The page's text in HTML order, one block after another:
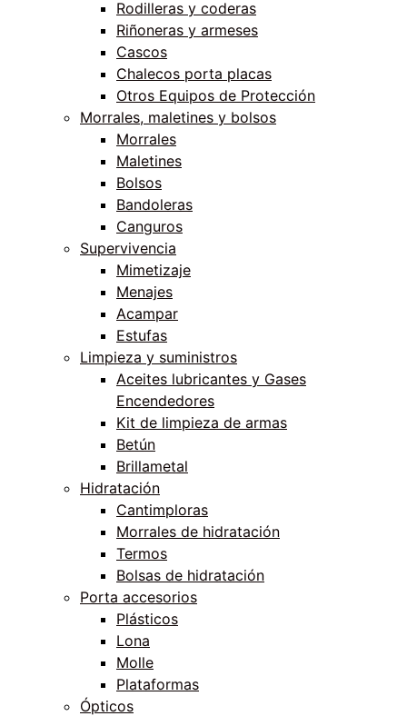
Rodilleras y coderas
Riñoneras y armeses
Cascos
Chalecos porta placas
Otros Equipos de Protección
Morrales, maletines y bolsos
Morrales
Maletines
Bolsos
Bandoleras
Canguros
Supervivencia
Mimetizaje
Menajes
Acampar
Estufas
Limpieza y suministros
Aceites lubricantes y Gases
Encendedores
Kit de limpieza de armas
Betún
Brillametal
Hidratación
Cantimploras
Morrales de hidratación
Termos
Bolsas de hidratación
Porta accesorios
Plásticos
Lona
Molle
Plataformas
Ópticos